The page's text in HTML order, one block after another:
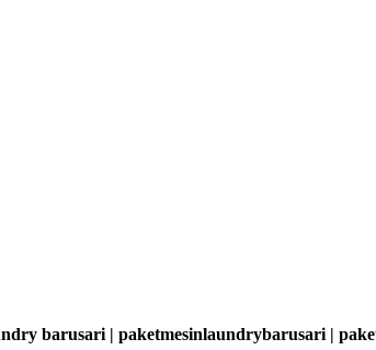
barusari | paketmesinlaundrybarusari |